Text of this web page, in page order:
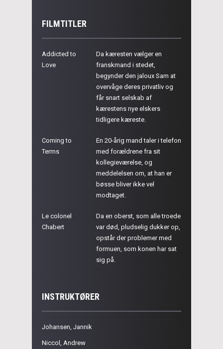
FILMTITLER
Addicted to
Love
Da kæresten vælger en
franskmand i stedet,
begynder den jaloux Sam at
overvåge deres privatliv og
får snart selskab af
kærestens nye elskers
tidligere kæreste.
Coming to
Terms
En 20-årig mand taler i telefon
med forældrene fra sit
kollegieværelse, og
meddelelsen om, at han er
bøsse bliver ikke vel
modtaget.
Le colonel
Chabert
Da en oberst, som alle troede
var død, pludselig dukker op,
opstår der problemer med
formuen, som konen har sat
sig på.
INSTRUKTØRER
Johansen, Jannik
Niccol, Andrew